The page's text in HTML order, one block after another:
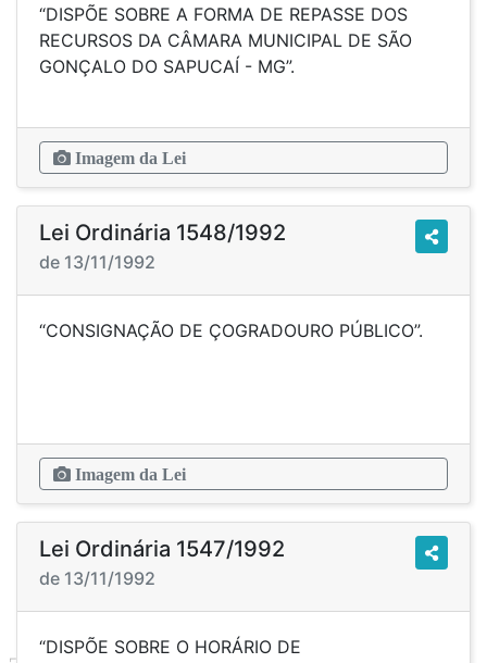
“DISPÕE SOBRE A FORMA DE REPASSE DOS
RECURSOS DA CÂMARA MUNICIPAL DE SÃO
GONÇALO DO SAPUCAÍ - MG”.
Imagem da Lei
Lei Ordinária 1548/1992
de 13/11/1992
“CONSIGNAÇÃO DE ÇOGRADOURO PÚBLICO”.
Imagem da Lei
Lei Ordinária 1547/1992
de 13/11/1992
“DISPÕE SOBRE O HORÁRIO DE